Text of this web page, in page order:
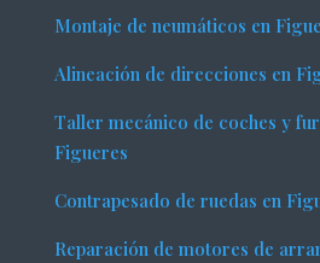
Montaje de neumáticos en
Alineación de direcciones en
Taller mecánico de coches y
Figueres
Contrapesado de ruedas en
Reparación de motores de